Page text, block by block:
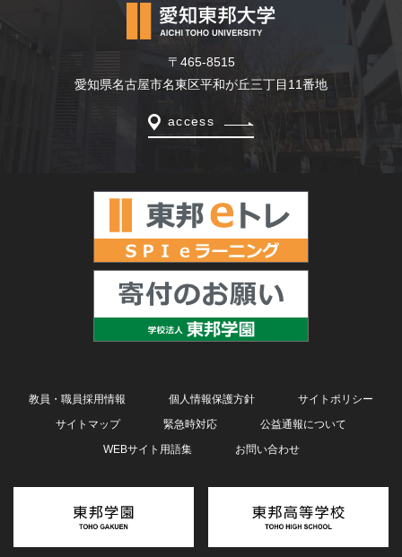
〒465-8515
愛知県名古屋市名東区平和が丘三丁目11番地
access
教員・職員採用情報 個人情報保護方針
サイトポリシー
サイトマップ
緊急時対応
公益通報について
WEBサイト用語集
お問い合わせ